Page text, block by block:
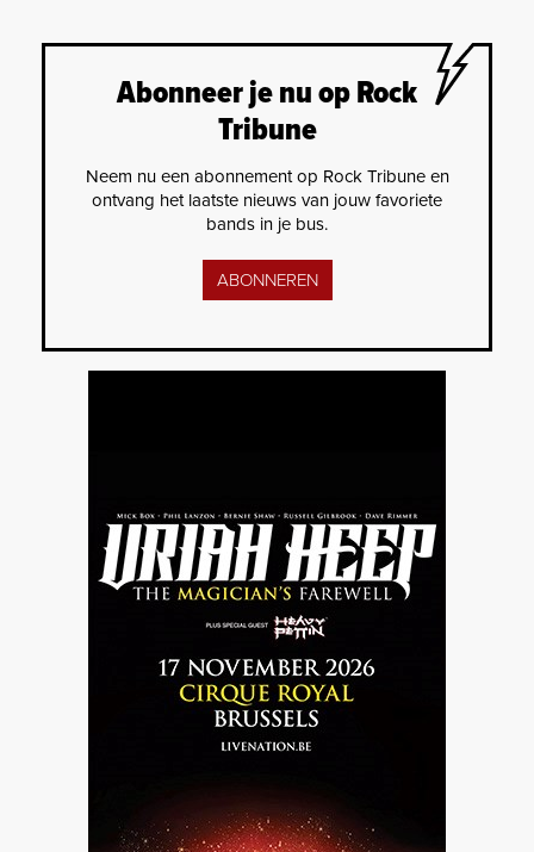
Abonneer je nu op Rock
Tribune
Neem nu een abonnement op Rock Tribune en
ontvang het laatste nieuws van jouw favoriete
bands in je bus.
ABONNEREN